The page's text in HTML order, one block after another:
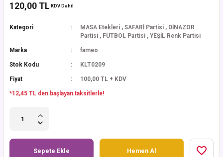
120,00 TL KDV Dahil
Kategori MASA Etekleri , SAFARİ Partisi , DİNAZOR
Partisi , FUTBOL Partisi , YEŞİL Renk Partisi
Marka fameo
Stok Kodu KLT0209
Fiyat 100,00 TL + KDV
*12,45 TL den başlayan taksitlerle!
Sepete Ekle Hemen Al